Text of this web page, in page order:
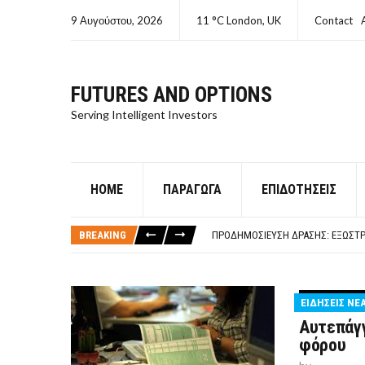
9 Αυγούστου, 2026 11 °C London, UK Contact
FUTURES AND OPTIONS
Serving Intelligent Investors
HOME ΠΑΡΆΓΩΓΑ ΕΠΙΔΟΤΉΣΕΙΣ
BREAKING
ΠΡΟΔΗΜΟΣΊΕΥΣΗ ΔΡΆΣΗΣ:
ΤΙ ΕΊΝΑΙ ΧΡΉΜΑ ΚΕΦΑΛΑΙΟ 8Ο
ΤΑΜΕΊΟ ΜΙΚΡΟΠΙΣΤΏΣΕΩΝΕΙΔΗΣΕΙΣ
φόρου